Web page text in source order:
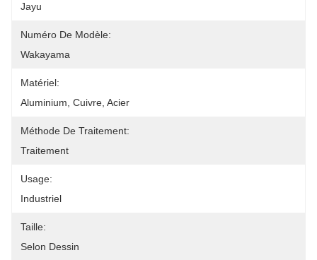
Jayu
Numéro De Modèle:
Wakayama
Matériel:
Aluminium, Cuivre, Acier
Méthode De Traitement:
Traitement
Usage:
Industriel
Taille:
Selon Dessin